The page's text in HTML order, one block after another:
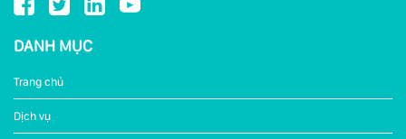
DANH MỤC
Trang chủ
Dịch vụ